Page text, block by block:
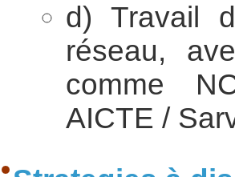
d) Travail
réseau,
comme
AICTE /